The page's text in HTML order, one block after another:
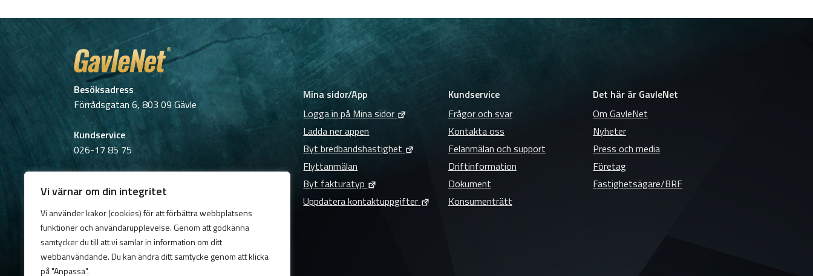
Vi värnar om din integritet
Vi använder kakor (cookies) för att förbättra webbplatsens
funktioner och användarupplevelse. Genom att godkänna
samtycker du till att vi samlar in information om ditt
webbanvändande. Du kan ändra ditt samtycke genom att klicka
på "Anpassa".
Besöksadress
Förrådsgatan 6, 803 09 Gävle
Kundservice
026-17 85 75
Torsdag:09:00–15:00
Lunchstängt: 12:00-13:00
Postadress
Box 783, 801 29 Gävle
Mina sidor/App
Logga in på Mina sidor
Ladda ner appen
Byt bredbandshastighet
Flyttanmälan
Byt fakturatyp
Uppdatera kontaktuppgifter
Kundservice
Frågor och svar
Kontakta oss
Felanmälan och support
Driftinformation
Dokument
Konsumenträtt
Det här är GavleNet
Om GavleNet
Nyheter
Press och media
Företag
Fastighetsägare/BRF